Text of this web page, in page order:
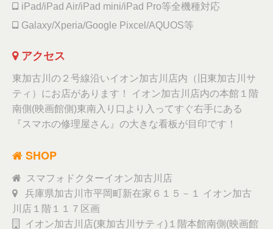
iPad/iPad Air/iPad mini/iPad Pro等全機種対応
Galaxy/Xperia/Google Pixcel/AQUOS等
アクセス
東加古川の２号線沿いイオン加古川店内（旧東加古川サ
ティ）にお店があります！ イオン加古川店内の本館１階
南側(映画館側)東南入り口より入ってすぐ右手にある
『スマホの修理屋さん』の大きな看板が目印です！
SHOP
スマフォドクターイオン加古川店
兵庫県加古川市平岡町新在家６１５－１ イオン加古
川店１階１１７区画
イオン加古川店(東加古川サティ)１階本館南側(映画館